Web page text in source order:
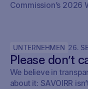
Commission’s 2026
UNTERNEHMEN 26.
Please don’t
We believe in
about it: SAVOIRR